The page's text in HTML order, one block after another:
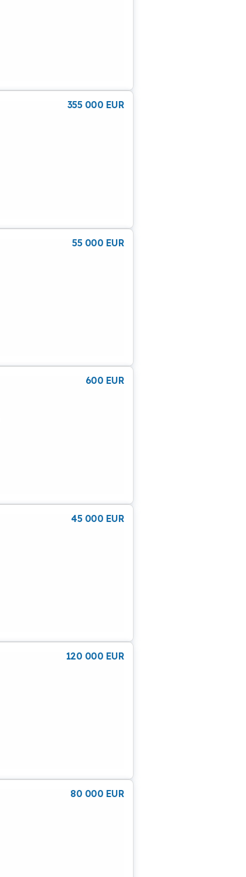
355 000 EUR
55 000 EUR
600 EUR
45 000 EUR
120 000 EUR
80 000 EUR